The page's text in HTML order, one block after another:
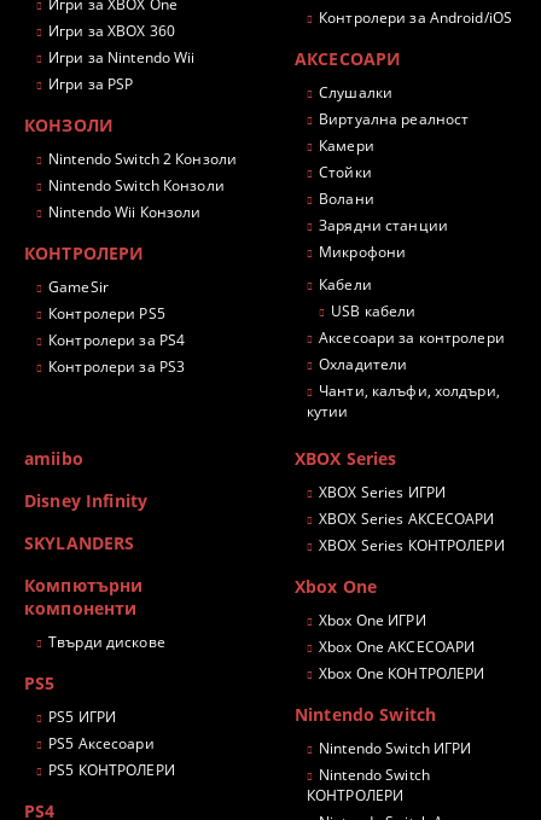
Игри за XBOX One
Игри за XBOX 360
Игри за Nintendo Wii
Игри за PSP
КОНЗОЛИ
Nintendo Switch 2 Конзоли
Nintendo Switch Конзоли
Nintendo Wii Конзоли
КОНТРОЛЕРИ
GameSir
Контролери PS5
Контролери за PS4
Контролери за PS3
Контролери за Android/iOS
АКСЕСОАРИ
Слушалки
Виртуална реалност
Камери
Стойки
Волани
Зарядни станции
Микрофони
Кабели
USB кабели
Аксесоари за контролери
Охладители
Чанти, калъфи, холдъри,
кутии
amiibo
Disney Infinity
SKYLANDERS
Компютърни
компоненти
Твърди дискове
PS5
PS5 ИГРИ
PS5 Аксесоари
PS5 КОНТРОЛЕРИ
PS4
XBOX Series
XBOX Series ИГРИ
XBOX Series АКСЕСОАРИ
XBOX Series КОНТРОЛЕРИ
Xbox One
Xbox One ИГРИ
Xbox One АКСЕСОАРИ
Xbox One КОНТРОЛЕРИ
Nintendo Switch
Nintendo Switch ИГРИ
Nintendo Switch
КОНТРОЛЕРИ